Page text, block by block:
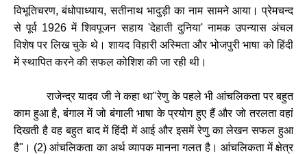
विभूतिचरण,बंधोपाध्याय,सतीनाथ भादुड़ी का नाम सामने आया। प्रेमचन्द
से पूर्व 1926 में शिवपूजन सहाय 'देहाती दुनिया'नामक उपन्यास अंचल
विशेष पर लिख चुके थे। शायद विहारी अस्मिता और भोजपुरी भाषा को हिंदी
में स्थापित करने की सफल कोशिश की जा रही थी।
राजेन्द्र यादव जी ने कहा था"रेणु के पहले भी आंचलिकता पर बहुत
काम हुआ है,बंगाल में जो बंगाली भाषा के प्रयोग हुए हैं और जो तरलता वहां
दिखती है वह बहुत बाद में हिंदी में आई और इसमें रेणु का लेखन सफल हुआ
है" । (2)आंचलिकता का अर्थ व्यापक मानना गलत है। आंचलिकता में क्षेत्र